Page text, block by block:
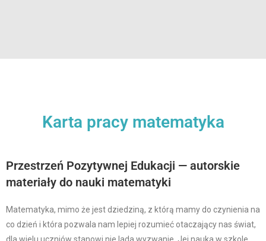
Karta pracy matematyka
Przestrzeń Pozytywnej Edukacji — autorskie
materiały do nauki matematyki
Matematyka, mimo że jest dziedziną, z którą mamy do czynienia na
co dzień i która pozwala nam lepiej rozumieć otaczający nas świat,
dla wielu uczniów stanowi nie lada wyzwanie. Jej nauka w szkole